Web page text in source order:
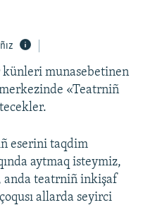
künleri munasebetinen
«Teatrniñ
eserini taqdim
aytmaq isteymiz,
anda teatrniñ inkişaf
allarda seyirci